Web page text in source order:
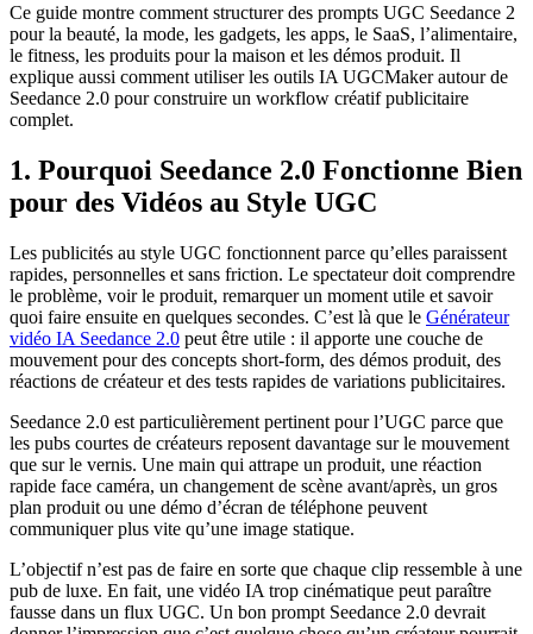
Ce guide montre comment structurer des prompts UGC Seedance 2
pour la beauté, la mode, les gadgets, les apps, le SaaS, l’alimentaire,
le fitness, les produits pour la maison et les démos produit. Il
explique aussi comment utiliser les outils IA UGCMaker autour de
Seedance 2.0 pour construire un workflow créatif publicitaire
complet.
1. Pourquoi Seedance 2.0 Fonctionne Bien
pour des Vidéos au Style UGC
Les publicités au style UGC fonctionnent parce qu’elles paraissent
rapides, personnelles et sans friction. Le spectateur doit comprendre
le problème, voir le produit, remarquer un moment utile et savoir
quoi faire ensuite en quelques secondes. C’est là que le Générateur
vidéo IA Seedance 2.0 peut être utile : il apporte une couche de
mouvement pour des concepts short-form, des démos produit, des
réactions de créateur et des tests rapides de variations publicitaires.
Seedance 2.0 est particulièrement pertinent pour l’UGC parce que
les pubs courtes de créateurs reposent davantage sur le mouvement
que sur le vernis. Une main qui attrape un produit, une réaction
rapide face caméra, un changement de scène avant/après, un gros
plan produit ou une démo d’écran de téléphone peuvent
communiquer plus vite qu’une image statique.
L’objectif n’est pas de faire en sorte que chaque clip ressemble à une
pub de luxe. En fait, une vidéo IA trop cinématique peut paraître
fausse dans un flux UGC. Un bon prompt Seedance 2.0 devrait